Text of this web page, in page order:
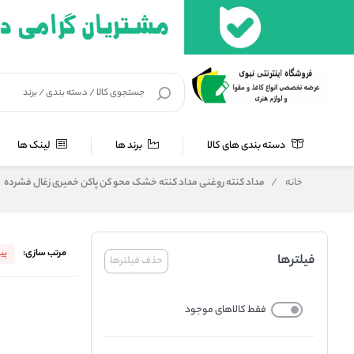
دسته بندی های کالا برند ها لینک ها
خانه / مداد کنته روغنی مداد کنته خشک محو کن پاکن خمیری زغال فشرده
حذف فیلترها فیلترها
فقط کالاهای موجود
مرتب سازی: